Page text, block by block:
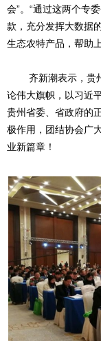
会”。“通过这两个专
款，充分发挥大数据
生态农特产品，帮助
齐新潮表示，贵
论伟大旗帜，以习近
贵州省委、省政府的
极作用，团结协会广
业新篇章！